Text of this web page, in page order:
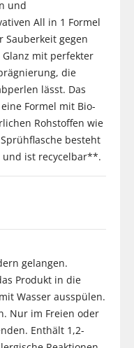
und
All in 1 Formel
Sauberkeit gegen
mit perfekter
die
lässt. Das
Formel mit Bio-
Rohstoffen wie
besteht
und ist recycelbar**.
gelangen.
Produkt in die
Wasser ausspülen.
Nur im Freien oder
Enthält 1,2-